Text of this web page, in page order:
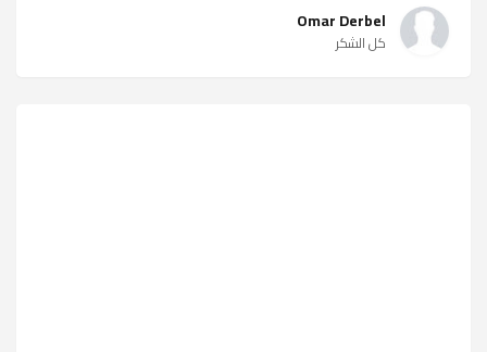
Omar Derbel
كل الشكر